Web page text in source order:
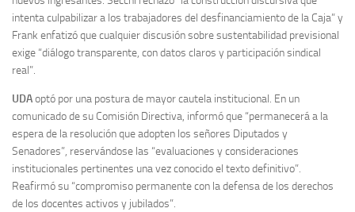
intenta culpabilizar a los trabajadores del desfinanciamiento de la Caja” y
Frank enfatizó que cualquier discusión sobre sustentabilidad previsional
exige “diálogo transparente, con datos claros y participación sindical
real”.
UDAoptó por una postura de mayor cautela institucional. En un
comunicado de su Comisión Directiva, informó que “permanecerá a la
espera de la resolución que adopten los señores Diputados y
Senadores”, reservándose las “evaluaciones y consideraciones
institucionales pertinentes una vez conocido el texto definitivo”.
Reafirmó su “compromiso permanente con la defensa de los derechos
de los docentes activos y jubilados”.